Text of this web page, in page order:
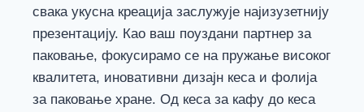
свака укусна креација заслужује најизузетнију
презентацију. Као ваш поуздани партнер за
паковање, фокусирамо се на пружање високог
квалитета, иновативни дизајн кеса и фолија
за паковање хране. Од кеса за кафу до кеса